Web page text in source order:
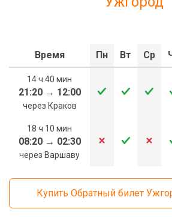
Время Пн Вт Ср
14 ч 40 мин
21:20→ 12:00
через Краков
18 ч 10 мин
08:20→ 02:30
через Варшаву
Купить Обратный билет